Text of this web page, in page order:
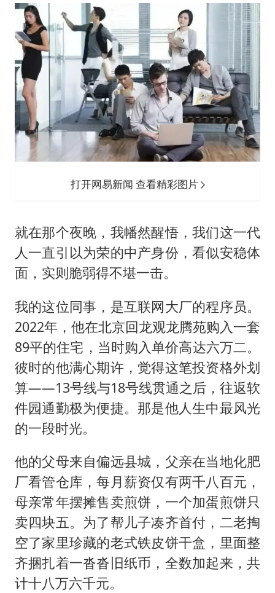
打开网易新闻 查看精彩图片
就在那个夜晚，我幡然醒悟，我们这一代
人一直引以为荣的中产身份，看似安稳体
面，实则脆弱得不堪一击。
我的这位同事，是互联网大厂的程序员。
2022年，他在北京回龙观龙腾苑购入一套
89平的住宅，当时购入单价高达六万二。
彼时的他满心期许，觉得这笔投资格外划
算——13号线与18号线贯通之后，往返软
件园通勤极为便捷。那是他人生中最风光
的一段时光。
他的父母来自偏远县城，父亲在当地化肥
厂看管仓库，每月薪资仅有两千八百元，
母亲常年摆摊售卖煎饼，一个加蛋煎饼只
卖四块五。为了帮儿子凑齐首付，二老掏
空了家里珍藏的老式铁皮饼干盒，里面整
齐捆扎着一沓沓旧纸币，全数加起来，共
计十八万六千元。